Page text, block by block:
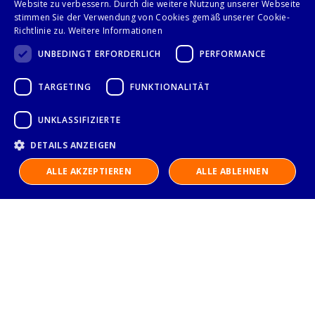
Seite
Sie lesen gerade
1 Seite
2 Seite
Weiter
Anzeigen
Folge uns auf
Website zu verbessern. Durch die weitere Nutzung unserer Webseite
stimmen Sie der Verwendung von Cookies gemäß unserer Cookie-
Richtlinie zu. Weitere Informationen
UNBEDINGT ERFORDERLICH
PERFORMANCE
TARGETING FUNKTIONALITÄT
UNKLASSIFIZIERTE
DETAILS ANZEIGEN
ALLE AKZEPTIEREN ALLE ABLEHNEN